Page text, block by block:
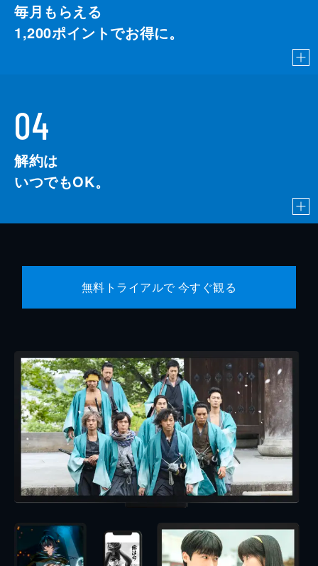
毎月もらえる
1,200ポイントでお得に。
04
解約は
いつでもOK。
無料トライアルで 今すぐ観る